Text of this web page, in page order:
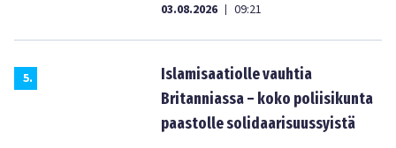
03.08.2026 | 09:21
5.
Islamisaatiolle vauhtia
Britanniassa – koko poliisikunta
paastolle solidaarisuussyistä